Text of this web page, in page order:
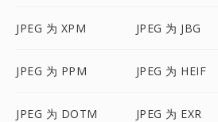
JPEG 为 XPM JPEG 为 JBG
JPEG 为 PPM JPEG 为 HEIF
JPEG 为 DOTM JPEG 为 EXR